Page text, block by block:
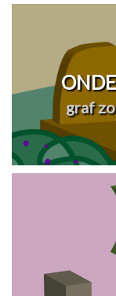
graf